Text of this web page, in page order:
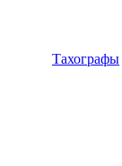
Тахографы